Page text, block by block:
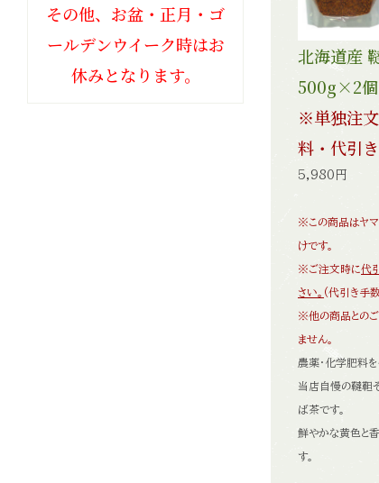
北海道産
500g×2個
※単独注
料・代引
5,980円
※この商品はヤ
けです。
※ご注文時に代
さい。 (代引き手
※他の商品との
ません。
農薬・化学肥料
当店自慢の韃靼
ば茶です。
鮮やかな黄色と
す。
その他、お盆・正月・ゴ
ールデンウイーク時はお
休みとなります。